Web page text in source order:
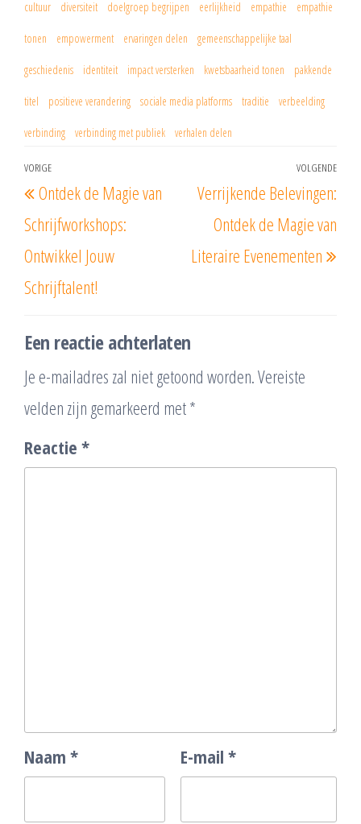
cultuur diversiteit doelgroep begrijpen eerlijkheid empathie empathie
tonen empowerment ervaringen delen gemeenschappelijke taal
geschiedenis identiteit impact versterken kwetsbaarheid tonen pakkende
titel positieve verandering sociale media platforms traditie verbeelding
verbinding verbinding met publiek verhalen delen
Berichtnavigatie
Vorig
bericht
VORIGE
Ontdek de Magie van
Schrijfworkshops:
Ontwikkel Jouw
Schrijftalent!
VOLGENDE
Verrijkende Belevingen:
Ontdek de Magie van
Literaire Evenementen
Een reactie achterlaten
Je e-mailadres zal niet getoond worden.Vereiste
velden zijn gemarkeerd met*
Reactie *
Naam * E-mail *